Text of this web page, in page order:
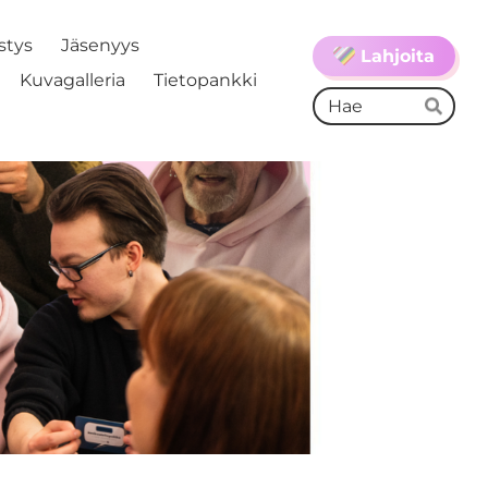
Jäsenyys
Kuvagalleria
Tietopankki
Lahjoita
Hae